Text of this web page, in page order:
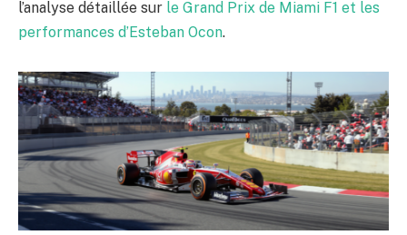
l’analyse détaillée sur le Grand Prix de Miami F1 et les
performances d’Esteban Ocon.